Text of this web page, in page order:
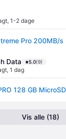
, 1-2 dage
Data 5.0(9)
, 1 dag
Vis alle (18)